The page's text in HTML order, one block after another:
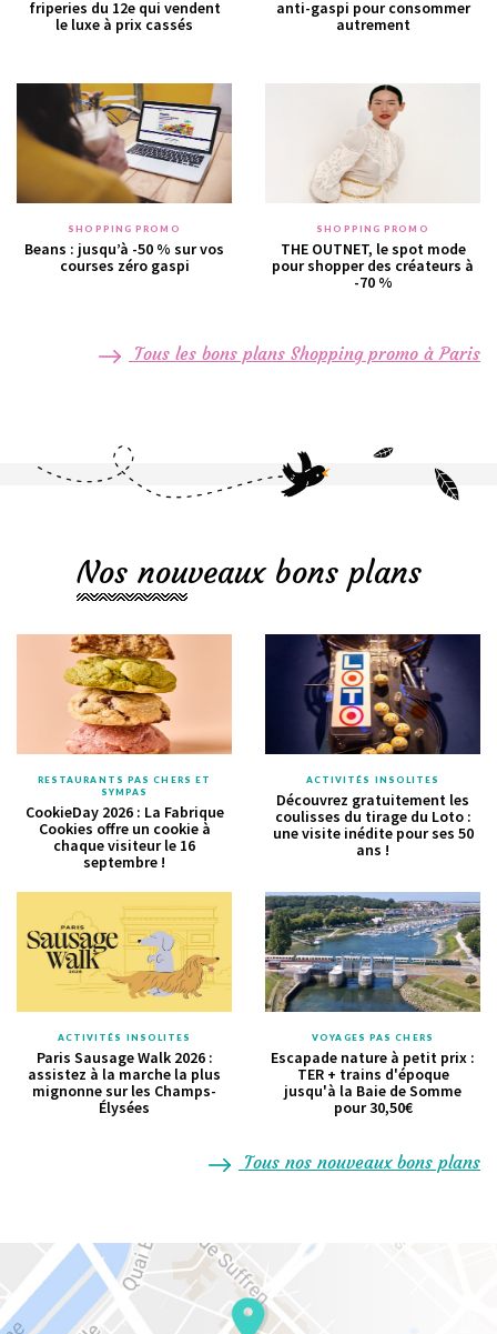
friperies du 12e qui vendent
le luxe à prix cassés
anti-gaspi pour consommer
autrement
SHOPPING PROMO
Beans : jusqu’à -50 % sur vos
courses zéro gaspi
SHOPPING PROMO
THE OUTNET, le spot mode
pour shopper des créateurs à
-70 %
Tous les bons plans Shopping promo à Paris
Nos nouveaux bons plans
RESTAURANTS PAS CHERS ET
SYMPAS
CookieDay 2026 : La Fabrique
Cookies offre un cookie à
chaque visiteur le 16
septembre !
ACTIVITÉS INSOLITES
Découvrez gratuitement les
coulisses du tirage du Loto :
une visite inédite pour ses 50
ans !
ACTIVITÉS INSOLITES
Paris Sausage Walk 2026 :
assistez à la marche la plus
mignonne sur les Champs-
Élysées
VOYAGES PAS CHERS
Escapade nature à petit prix :
TER + trains d'époque
jusqu'à la Baie de Somme
pour 30,50€
Tous nos nouveaux bons plans